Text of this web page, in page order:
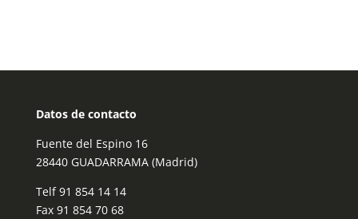
Datos de contacto
Fuente del Espino 16
28440 GUADARRAMA (Madrid)
Telf91 854 14 14
Fax 91 854 70 68